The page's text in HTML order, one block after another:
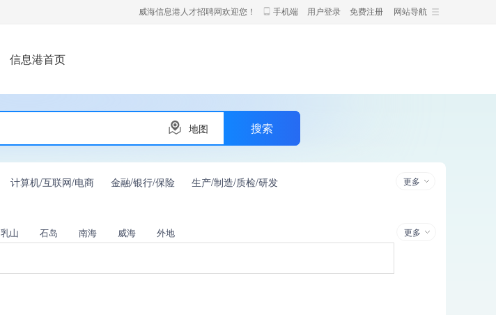
网站导航
威海信息港人才招聘网欢迎您！ 手机端 用户登录 免费注册
信息港首页
地图
计算机/互联网/电商 金融/银行/保险
生产/制造/质检/研发
更多
乳山 石岛 南海 威海 外地 更多